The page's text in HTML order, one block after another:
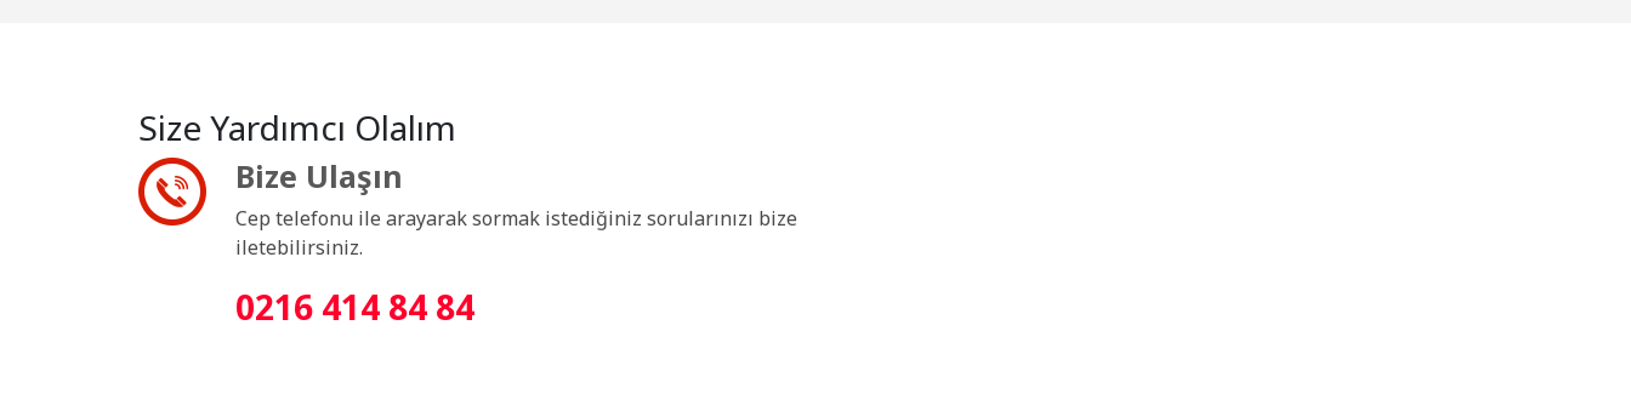
Size Yardımcı Olalım
Bize Ulaşın
Cep telefonu ile arayarak sormak istediğiniz sorularınızı bize
iletebilirsiniz.
0216 414 84 84